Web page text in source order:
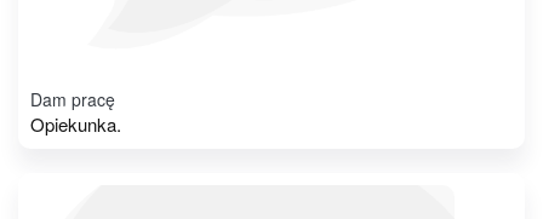
Dam pracę
Opiekunka.